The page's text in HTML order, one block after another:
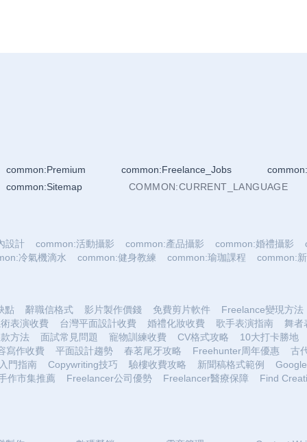
common:Premium common:Freelance_Jobs
common:Sitemap
COMMON:CURRENT_LANGUAGE
設計 common:活動攝影 common:產品攝影 common:婚禮攝影
冷氣機滴水
common:健身教練 common:瑜珈課程 common:
點 辭職信格式 影片製作價錢 免費剪片軟件
Freelance變現方法
表演收費
台灣平面設計收費 婚禮化妝收費 歌手表演指南
舞者
方法
面試常見問題 寵物訓練收費 CV格式攻略
10大打卡勝地
寫作收費
平面設計趨勢 春茗尾牙攻略 Freehunter周年優惠
古
門指南
Copywriting技巧 驗樓收費攻略 新聞稿格式範例
作市集推薦
Freelancer公司優勢 Freelancer醫療保障 Find